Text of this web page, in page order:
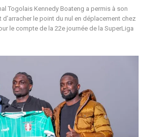
Togolais Kennedy Boateng a permis à son
d’arracher le point du nul en déplacement chez
le compte de la 22e journée de la SuperLiga